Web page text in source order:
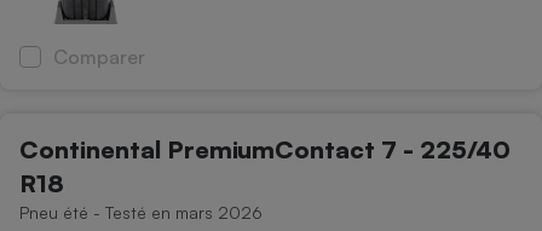
Comparer
Continental PremiumContact 7 - 225/40
R18
Pneu été - Testé en mars 2026